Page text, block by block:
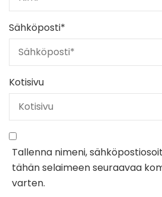
Sähköposti*
Kotisivu
Tallenna nimeni,
tähän selaimeen seuraavaa
varten.